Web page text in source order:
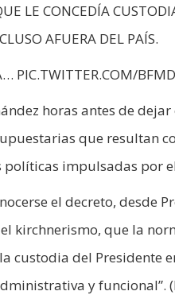
LE CONCEDÍA
AFUERA DEL PAÍS.
PIC.TWITTER.COM/
horas antes de
que resultan
impulsadas por
el decreto, desde
kirchnerismo, que la
custodia del Presidente
y funcional”.